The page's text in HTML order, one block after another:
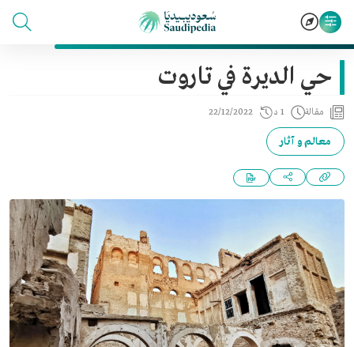
حي الديرة في تاروت
مقالة 1 د 22/12/2022
معالم و آثار